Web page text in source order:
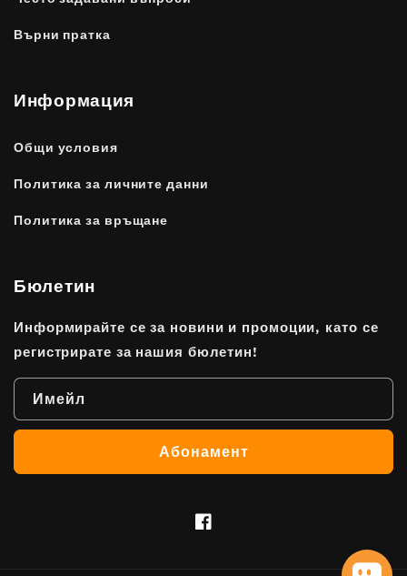
Върни пратка
Информация
Общи условия
Политика за личните данни
Политика за връщане
Бюлетин
Информирайте се за новини и промоции, като се
регистрирате за нашия бюлетин!
Имейл
Абонамент
Facebook